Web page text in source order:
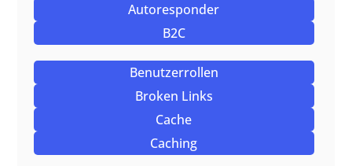
Autoresponder
B2C
Benutzerrollen
Broken Links
Cache
Caching